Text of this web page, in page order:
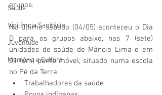
Saúde
Vigilãncia Sanitária
Juventude
Memória e Cultura
grupos.
No último sábado (04/05) aconteceu o Dia
D para os grupos abaixo, nas 7 (sete)
unidades de saúde de Mâncio Lima e em
01 (um) ponto móvel, situado numa escola
no Pé da Terra.
Trabalhadores da saúde